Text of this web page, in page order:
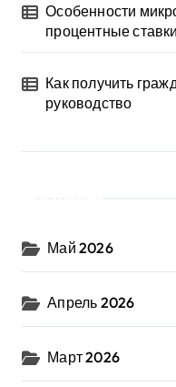
Особенности
процентные
Как получить
руководство
Май 2026
Апрель 2026
Март 2026